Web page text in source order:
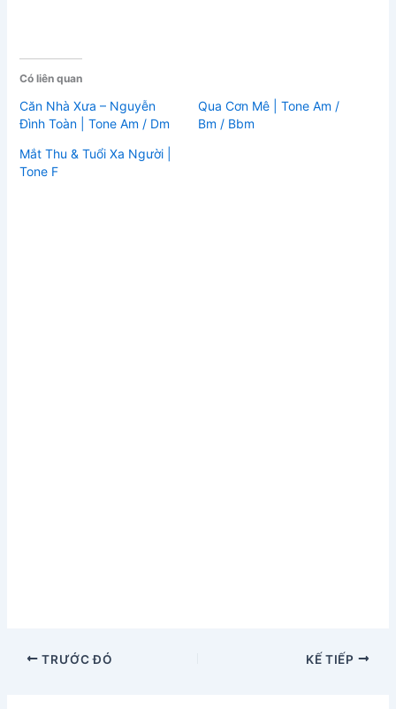
Có liên quan
Căn Nhà Xưa – Nguyễn
Đình Toàn | Tone Am / Dm
Qua Cơn Mê | Tone Am /
Bm / Bbm
Mắt Thu & Tuổi Xa Người |
Tone F
TRƯỚC ĐÓ KẾ TIẾP